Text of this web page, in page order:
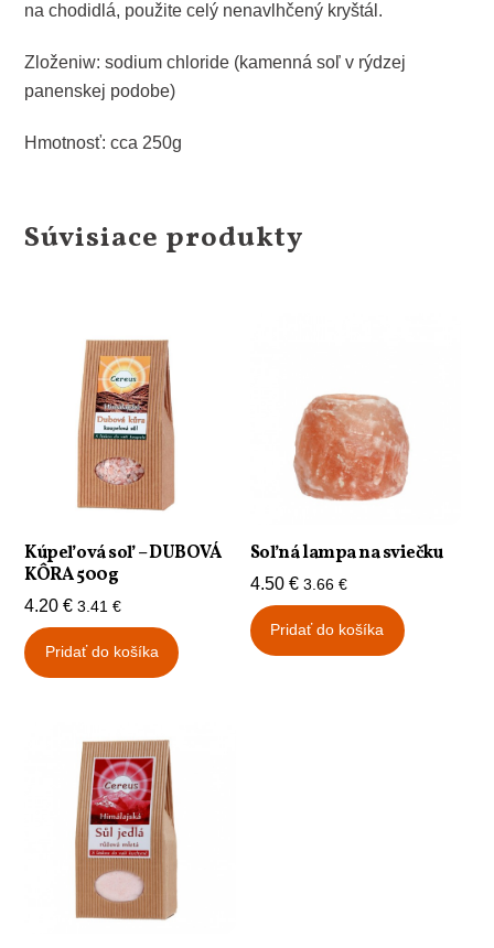
na chodidlá, použite celý nenavlhčený kryštál.
Zloženiw: sodium chloride (kamenná soľ v rýdzej
panenskej podobe)
Hmotnosť: cca 250g
Súvisiace produkty
Kúpeľová soľ – DUBOVÁ
KÔRA 500g
4.20€ 3.41€
Pridať do košíka
Soľná lampa na sviečku
4.50 € 3.66 €
Pridať do košíka